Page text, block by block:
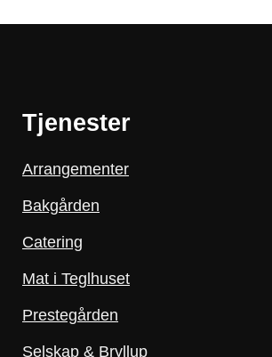
Tjenester
Arrangementer
Bakgården
Catering
Mat i Teglhuset
Prestegården
Selskap & Bryllup